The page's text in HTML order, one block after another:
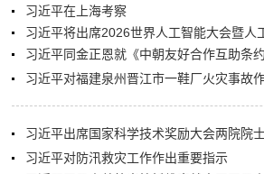
习近平在上海考察
习近平对防汛救灾工作作出重要指示